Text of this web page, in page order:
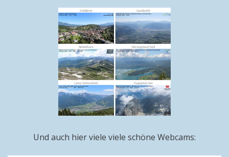
Und auch hier viele viele schöne Webcams: